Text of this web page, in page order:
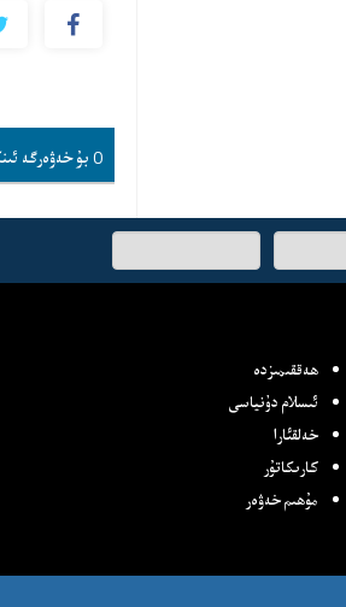
0 بۇ خەۋەرگە ئىنكاس يوق
ئىسىم-
فامىلىڭىز
ئېلخەت
ئادرىسىڭىز
ھەققىمىزدە
ئىسلام دۇنياسى
خەلقئارا
كارىكاتۇر
مۇھىم خەۋەر